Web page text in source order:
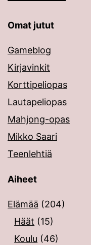
Omat jutut
Gameblog
Kirjavinkit
Korttipeliopas
Lautapeliopas
Mahjong-opas
Mikko Saari
Teenlehtiä
Aiheet
Elämää (204)
Häät (15)
Koulu (46)